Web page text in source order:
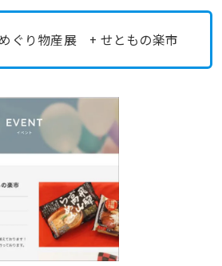
ぐり物産展 + せともの楽市